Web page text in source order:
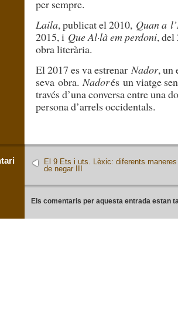
per sempre.
Laila, publicat el 2010, Quan a
2015, i Que Al·là em perdoni, del
obra literària.
El 2017 es va estrenar Nador, un
sevaobra.Nadorésun viatge
través d’una conversa entre una
persona d’arrels occidentals.
El 9 Ets i uts. Lèxic: diferents maneres
de negar III
Els comentaris per aquesta entrada estan